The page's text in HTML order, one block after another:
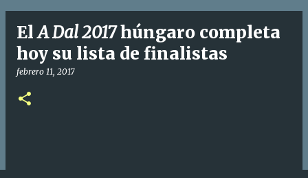
ElA Dal 2017húngaro completa
hoy su lista de finalistas
febrero 11, 2017